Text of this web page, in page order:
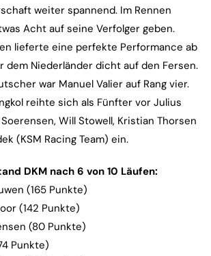
weiter spannend. Im Rennen
Acht auf seine Verfolger geben.
lieferte eine perfekte Performance ab
dem Niederländer dicht auf den Fersen.
war Manuel Valier auf Rang vier.
reihte sich als Fünfter vor Julius
Will Stowell, Kristian Thorsen
(KSM Racing Team) ein.
DKM nach 6 von 10 Läufen:
(165 Punkte)
(142 Punkte)
(80 Punkte)
Punkte)